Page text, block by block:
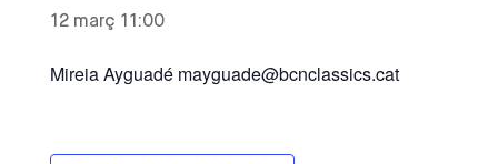
12 març 11:00
Mireia Ayguadé mayguade@bcnclassics.cat